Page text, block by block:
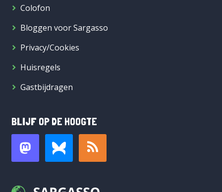
Colofon
Bloggen voor Sargasso
Privacy/Cookies
Huisregels
Gastbijdragen
BLIJF OP DE HOOGTE